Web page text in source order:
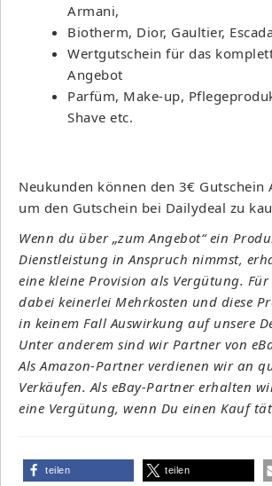
Armani,
Biotherm, Dior, Gaultier,
Wertgutschein für das
Angebot
Parfüm, Make-up,
Shave etc.
Neukunden können den 3€ Gutschein
um den Gutschein bei Dailydeal zu
Wenn du über „zum Angebot“ ein
Dienstleistung in Anspruch nimmst,
eine kleine Provision als Vergütung.
dabei keinerlei Mehrkosten und diese
in keinem Fall Auswirkung auf unsere
Unter anderem sind wir Partner von
Als Amazon-Partner verdienen wir an
Verkäufen. Als eBay-Partner erhalten
eine Vergütung, wenn Du einen Kauf
teilen teilen